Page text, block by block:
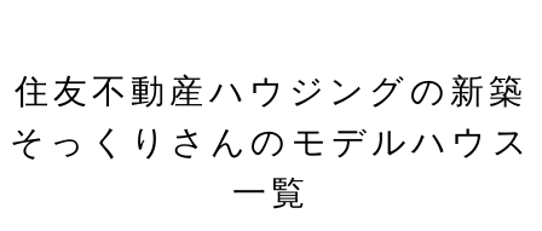
住友不動産ハウジングの新築
そっくりさんのモデルハウス
一覧